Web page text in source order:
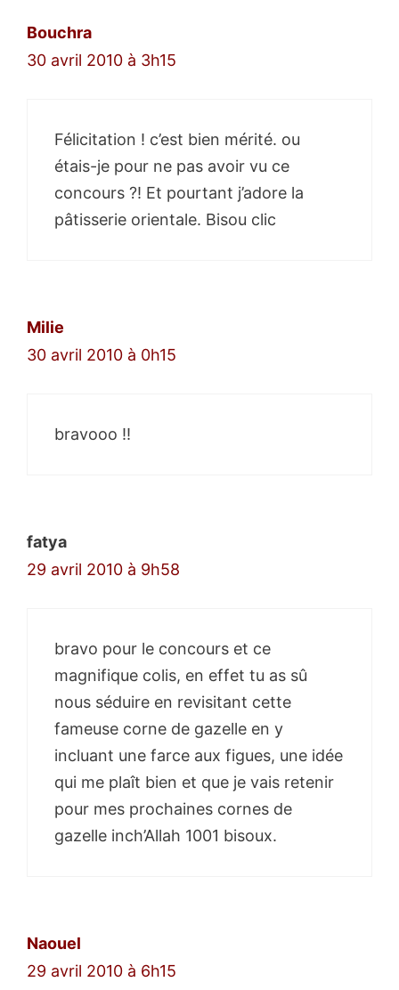
Bouchra
30 avril 2010 à 3h15
Félicitation ! c’est bien mérité. ou
étais-je pour ne pas avoir vu ce
concours ?! Et pourtant j’adore la
pâtisserie orientale. Bisou clic
Milie
30 avril 2010 à 0h15
bravooo !!
fatya
29 avril 2010 à 9h58
bravo pour le concours et ce
magnifique colis, en effet tu as sû
nous séduire en revisitant cette
fameuse corne de gazelle en y
incluant une farce aux figues, une idée
qui me plaît bien et que je vais retenir
pour mes prochaines cornes de
gazelle inch’Allah 1001 bisoux.
Naouel
29 avril 2010 à 6h15